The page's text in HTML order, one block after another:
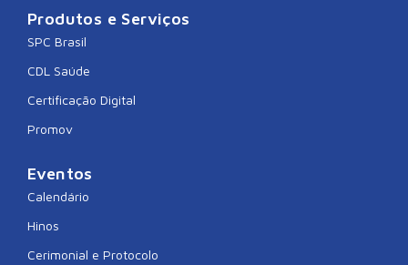
Produtos e Serviços
SPC Brasil
CDL Saúde
Certificação Digital
Promov
Eventos
Calendário
Hinos
Cerimonial e Protocolo